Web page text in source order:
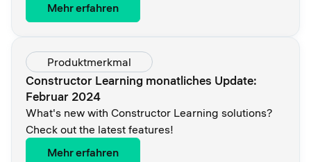
Mehr erfahren
Produktmerkmal
Constructor Learning monatliches Update:
Februar 2024
What's new with Constructor Learning solutions?
Check out the latest features!
Mehr erfahren